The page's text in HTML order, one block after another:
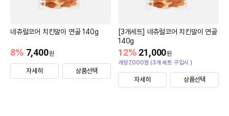
네츄럴코어 치킨말이 연골 140g
7,400원
8%
자세히 상품선택
[3개세트] 네츄럴코어 치킨말이 연골
140g
21,000원
12%
개당7,000원 (3개 세트 구입시 )
자세히 상품선택